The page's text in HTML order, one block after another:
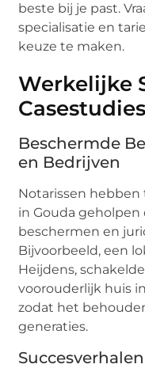
beste bij je past.
specialisatie en
keuze te maken.
Werkelijke
Casestudies
Beschermde
en Bedrijven
Notarissen hebben
in Gouda
beschermen en
Bijvoorbeeld, een
Heijdens,
voorouderlijk huis
zodat het
generaties.